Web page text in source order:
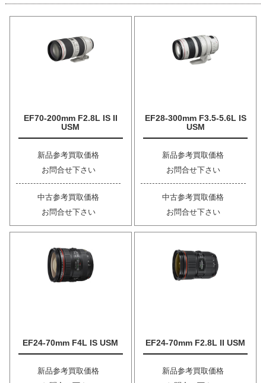
EF70-200mm F2.8L IS II
USM
新品参考買取価格
お問合せ下さい
中古参考買取価格
お問合せ下さい
EF28-300mm F3.5-5.6L IS
USM
新品参考買取価格
お問合せ下さい
中古参考買取価格
お問合せ下さい
EF24-70mm F4L IS USM
新品参考買取価格
EF24-70mm F2.8L II USM
新品参考買取価格